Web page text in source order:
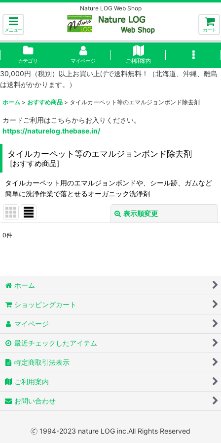
Nature LOG Web Shop
メニュー カート
カテゴリ マイページ ご利用案内
30,000円（税別）以上お買い上げで送料無料！（北海道、沖縄、離島
は送料がかかります。）
ホーム > おすすめ商品 > タイルカーペット等のエマルジョンボンド除去剤
カードご利用はこちらからお入りください。
https://naturelog.thebase.in/
タイルカーペット等のエマルジョンボンド除去剤
[おすすめ商品]
タイルカーペット用のエマルジョンボンドや、シール跡、ガムなど
簡単に洗浄作業で落とせるオーガニック洗浄剤
表示順変更
0件
ホーム
ショッピングカート
マイページ
最近チェックしたアイテム
特定商取引法表示
ご利用案内
お問い合わせ
🄫 1994-2023 nature LOG inc.All Rights Reserved